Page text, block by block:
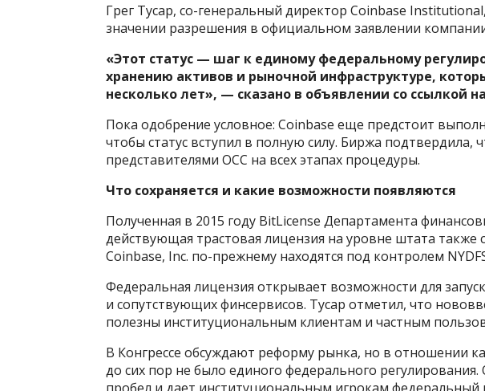
Грег Тусар, со-генеральный директор Coinbase
значении разрешения в официальном заявлении
«Этот статус — шаг к единому федеральному
хранению активов и рыночной инфраструктуре,
несколько лет», — сказано в объявлении со ссылкой
Пока одобрение условное: Coinbase еще предстоит
чтобы статус вступил в полную силу. Биржа подтвердила,
представителями OCC на всех этапах процедуры.
Что сохраняется и какие возможности появляются
Полученная в 2015 году BitLicense Департамента
действующая трастовая лицензия на уровне штата также
Coinbase, Inc. по-прежнему находятся под контролем
Федеральная лицензия открывает возможности для
и сопутствующих финсервисов. Тусар отметил, что
полезны институциональным клиентам и частным
В Конгрессе обсуждают реформу рынка, но в отношении
до сих пор не было единого федерального регулирования.